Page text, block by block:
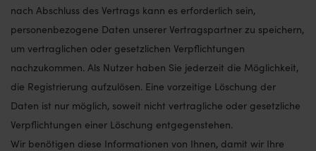
nach Abschluss des Vertrags kann es erforderlich sein,
personenbezogene Daten unserer Vertragspartner zu speichern,
um vertraglichen oder gesetzlichen Verpflichtungen
nachzukommen. Als Nutzer haben Sie jederzeit die Möglichkeit,
die Registrierung aufzulösen. Eine vorzeitige Löschung der
Daten ist nur möglich, soweit nicht vertragliche oder gesetzliche
Verpflichtungen einer Löschung entgegenstehen.
Wir benötigen diese Informationen von Ihnen, damit wir Ihre